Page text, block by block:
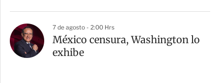
7 de agosto - 2:00 Hrs
México censura, Washington lo
exhibe